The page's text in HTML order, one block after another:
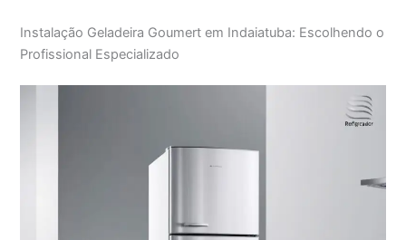
Instalação Geladeira Goumert em Indaiatuba: Escolhendo o
Profissional Especializado